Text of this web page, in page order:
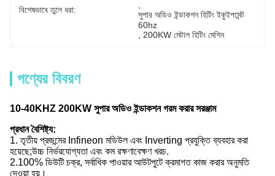
বিশেষভাবে তুলে ধরা:
সুপার অডিও ইন্ডাকশন হিটিং ইকুইপমেন্ট
60hz
200KW মেটাল হিটিং মেশিন
পণ্যের বিবরণ
10-40KHZ 200KW সুপার অডিও ইন্ডাকশন গরম করার সরঞ্জাম
প্রধান বৈশিষ্ট্য:
1. তৃতীয় প্রজন্মের Infineon মডিউল এবং Inverting প্রযুক্তি ব্যবহার করা
হয়েছে;উচ্চ নির্ভরযোগ্যতা এবং কম রক্ষণাবেক্ষণ খরচ.
2.100% ডিউটি ​​চক্র, সর্বাধিক পাওয়ার আউটপুটে ক্রমাগত কাজ করার অনুমতি
দেওয়া হয়।